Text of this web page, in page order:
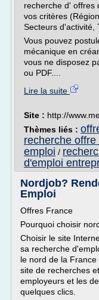
recherche d' offres
vos critères
Secteurs d'activité,
Vous pouvez
mécanique en
vous ne disposez
ou PDF....
Lire la suite
Site : http://
Thèmes liés :
recherche offre
emploi /
d'emploi
Nordjob?
Emploi
Offres France
Pourquoi choisir
Choisir le site
sa recherche
le nord de la
site de recherches
employeurs et les
quelques clics.